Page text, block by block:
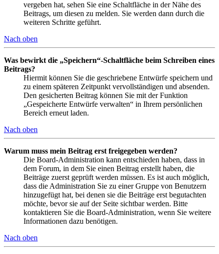
vergeben hat, sehen Sie eine Schaltfläche in der Nähe des
Beitrags, um diesen zu melden. Sie werden dann durch die
weiteren Schritte geführt.
Nach oben
Was bewirkt die „Speichern“-Schaltfläche beim Schreiben eines
Beitrags?
Hiermit können Sie die geschriebene Entwürfe speichern und
zu einem späteren Zeitpunkt vervollständigen und absenden.
Den gesicherten Beitrag können Sie mit der Funktion
„Gespeicherte Entwürfe verwalten“ in Ihrem persönlichen
Bereich erneut laden.
Nach oben
Warum muss mein Beitrag erst freigegeben werden?
Die Board-Administration kann entschieden haben, dass in
dem Forum, in dem Sie einen Beitrag erstellt haben, die
Beiträge zuerst geprüft werden müssen. Es ist auch möglich,
dass die Administration Sie zu einer Gruppe von Benutzern
hinzugefügt hat, bei denen sie die Beiträge erst begutachten
möchte, bevor sie auf der Seite sichtbar werden. Bitte
kontaktieren Sie die Board-Administration, wenn Sie weitere
Informationen dazu benötigen.
Nach oben